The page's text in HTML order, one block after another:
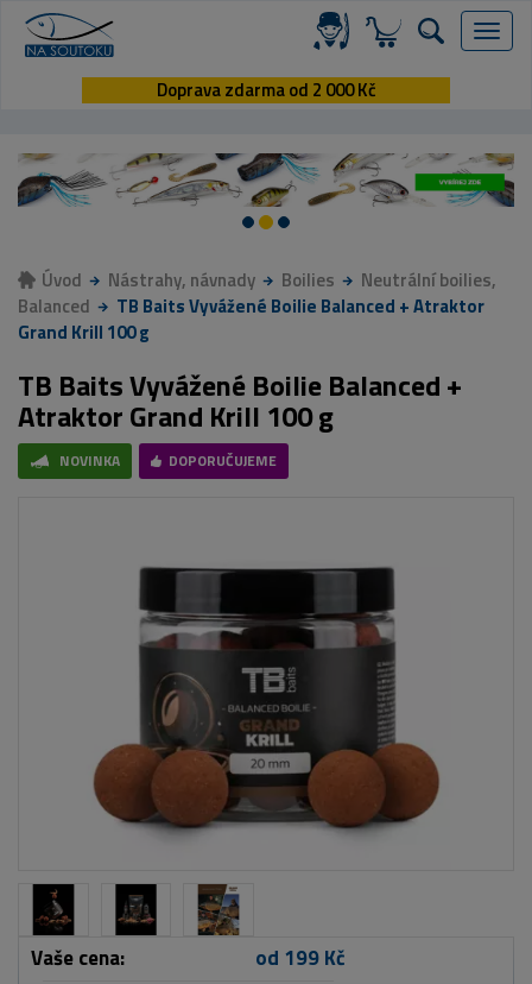
Menu
Doprava zdarma od 2 000 Kč
Úvod Nástrahy, návnady Boilies
Neutrální boilies,
Balanced
TB Baits Vyvážené Boilie Balanced + Atraktor
Grand Krill 100 g
TB Baits Vyvážené Boilie Balanced +
Atraktor Grand Krill 100 g
NOVINKA DOPORUČUJEME
Vaše cena:
od 199 Kč